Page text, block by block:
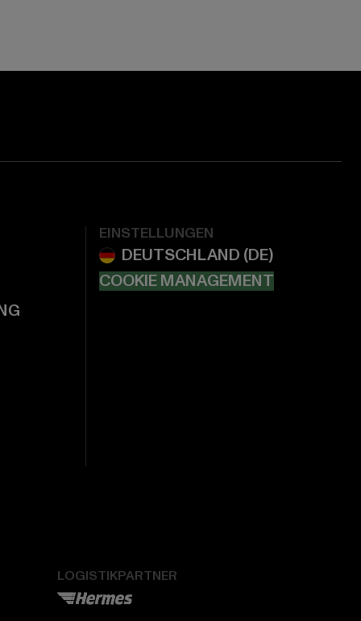
EINSTELLUNGEN
COOKIE MANAGEMENT
LOGISTIKPARTNER